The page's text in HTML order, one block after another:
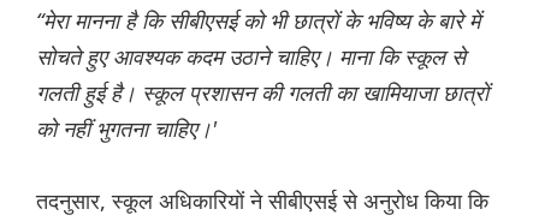
“मेरा मानना है कि सीबीएसई को भी छात्रों के भविष्य के बारे में
सोचते हुए आवश्यक कदम उठाने चाहिए। माना कि स्कूल से
गलती हुई है। स्कूल प्रशासन की गलती का खामियाजा छात्रों
को नहीं भुगतना चाहिए।'
तदनुसार, स्कूल अधिकारियों ने सीबीएसई से अनुरोध किया कि